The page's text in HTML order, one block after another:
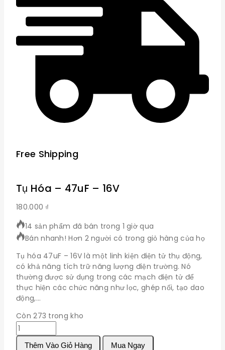
Free Shipping
Tụ Hóa – 47uF – 16V
180.000 ₫
14 sản phẩm đã bán trong 1 giờ qua
Bán nhanh! Hơn 2 người có trong giỏ hàng của họ
Tụ hóa 47uF – 16V là một linh kiện điện tử thụ động,
có khả năng tích trữ năng lượng điện trường. Nó
thường được sử dụng trong các mạch điện tử để
thực hiện các chức năng như lọc, ghép nối, tạo dao
động,…
Còn 273 trong kho
Tụ
Hóa
Thêm Vào Giỏ Hàng Mua Ngay